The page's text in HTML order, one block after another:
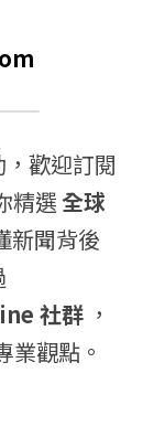
精選 全球
新聞背後
社群 ，
業觀點。